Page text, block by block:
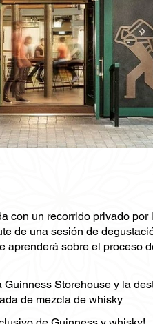
con un recorrido privado
de una sesión de
aprenderá sobre el
Storehouse y la
de mezcla de whisky